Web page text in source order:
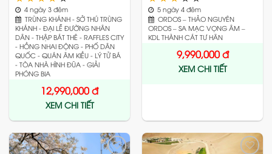
4 ngày 3 đêm
TRÙNG KHÁNH - SỞ THÚ TRÙNG
KHÁNH - ĐẠI LỄ ĐƯỜNG NHÂN
DÂN - THẬP BÁT THÊ - RAFFLES CITY
- HỒNG NHAI ĐỘNG - PHỐ DÂN
QUỐC - QUÁN ÂM KIỀU - LÝ TỬ BÁ
- TÒA NHÀ HÌNH ĐŨA - GIẢI
PHÓNG BIA
12,990,000đ
XEM CHI TIẾT
5 ngày 4 đêm
ORDOS – THẢO NGUYÊN
ORDOS – SA MẠC VỌNG ÂM –
KDL THÀNH CÁT TƯ HÃN
9,990,000đ
XEM CHI TIẾT